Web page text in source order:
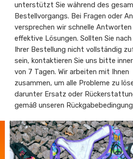
unterstützt Sie während des
Bestellvorgangs. Bei Fragen oder
versprechen wir schnelle Antworten
effektive Lösungen. Sollten Sie
Ihrer Bestellung nicht vollständig
sein, kontaktieren Sie uns bitte
von 7 Tagen. Wir arbeiten mit Ihnen
zusammen, um alle Probleme zu
darunter Ersatz oder
gemäß unseren